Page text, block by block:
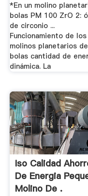
*En un molino
bolas PM 100 ZrO 2:
de circonio ...
Funcionamiento de los
molinos planetarios de
bolas cantidad de
dinámica. La
Iso Calidad
De Energia
Molino De .